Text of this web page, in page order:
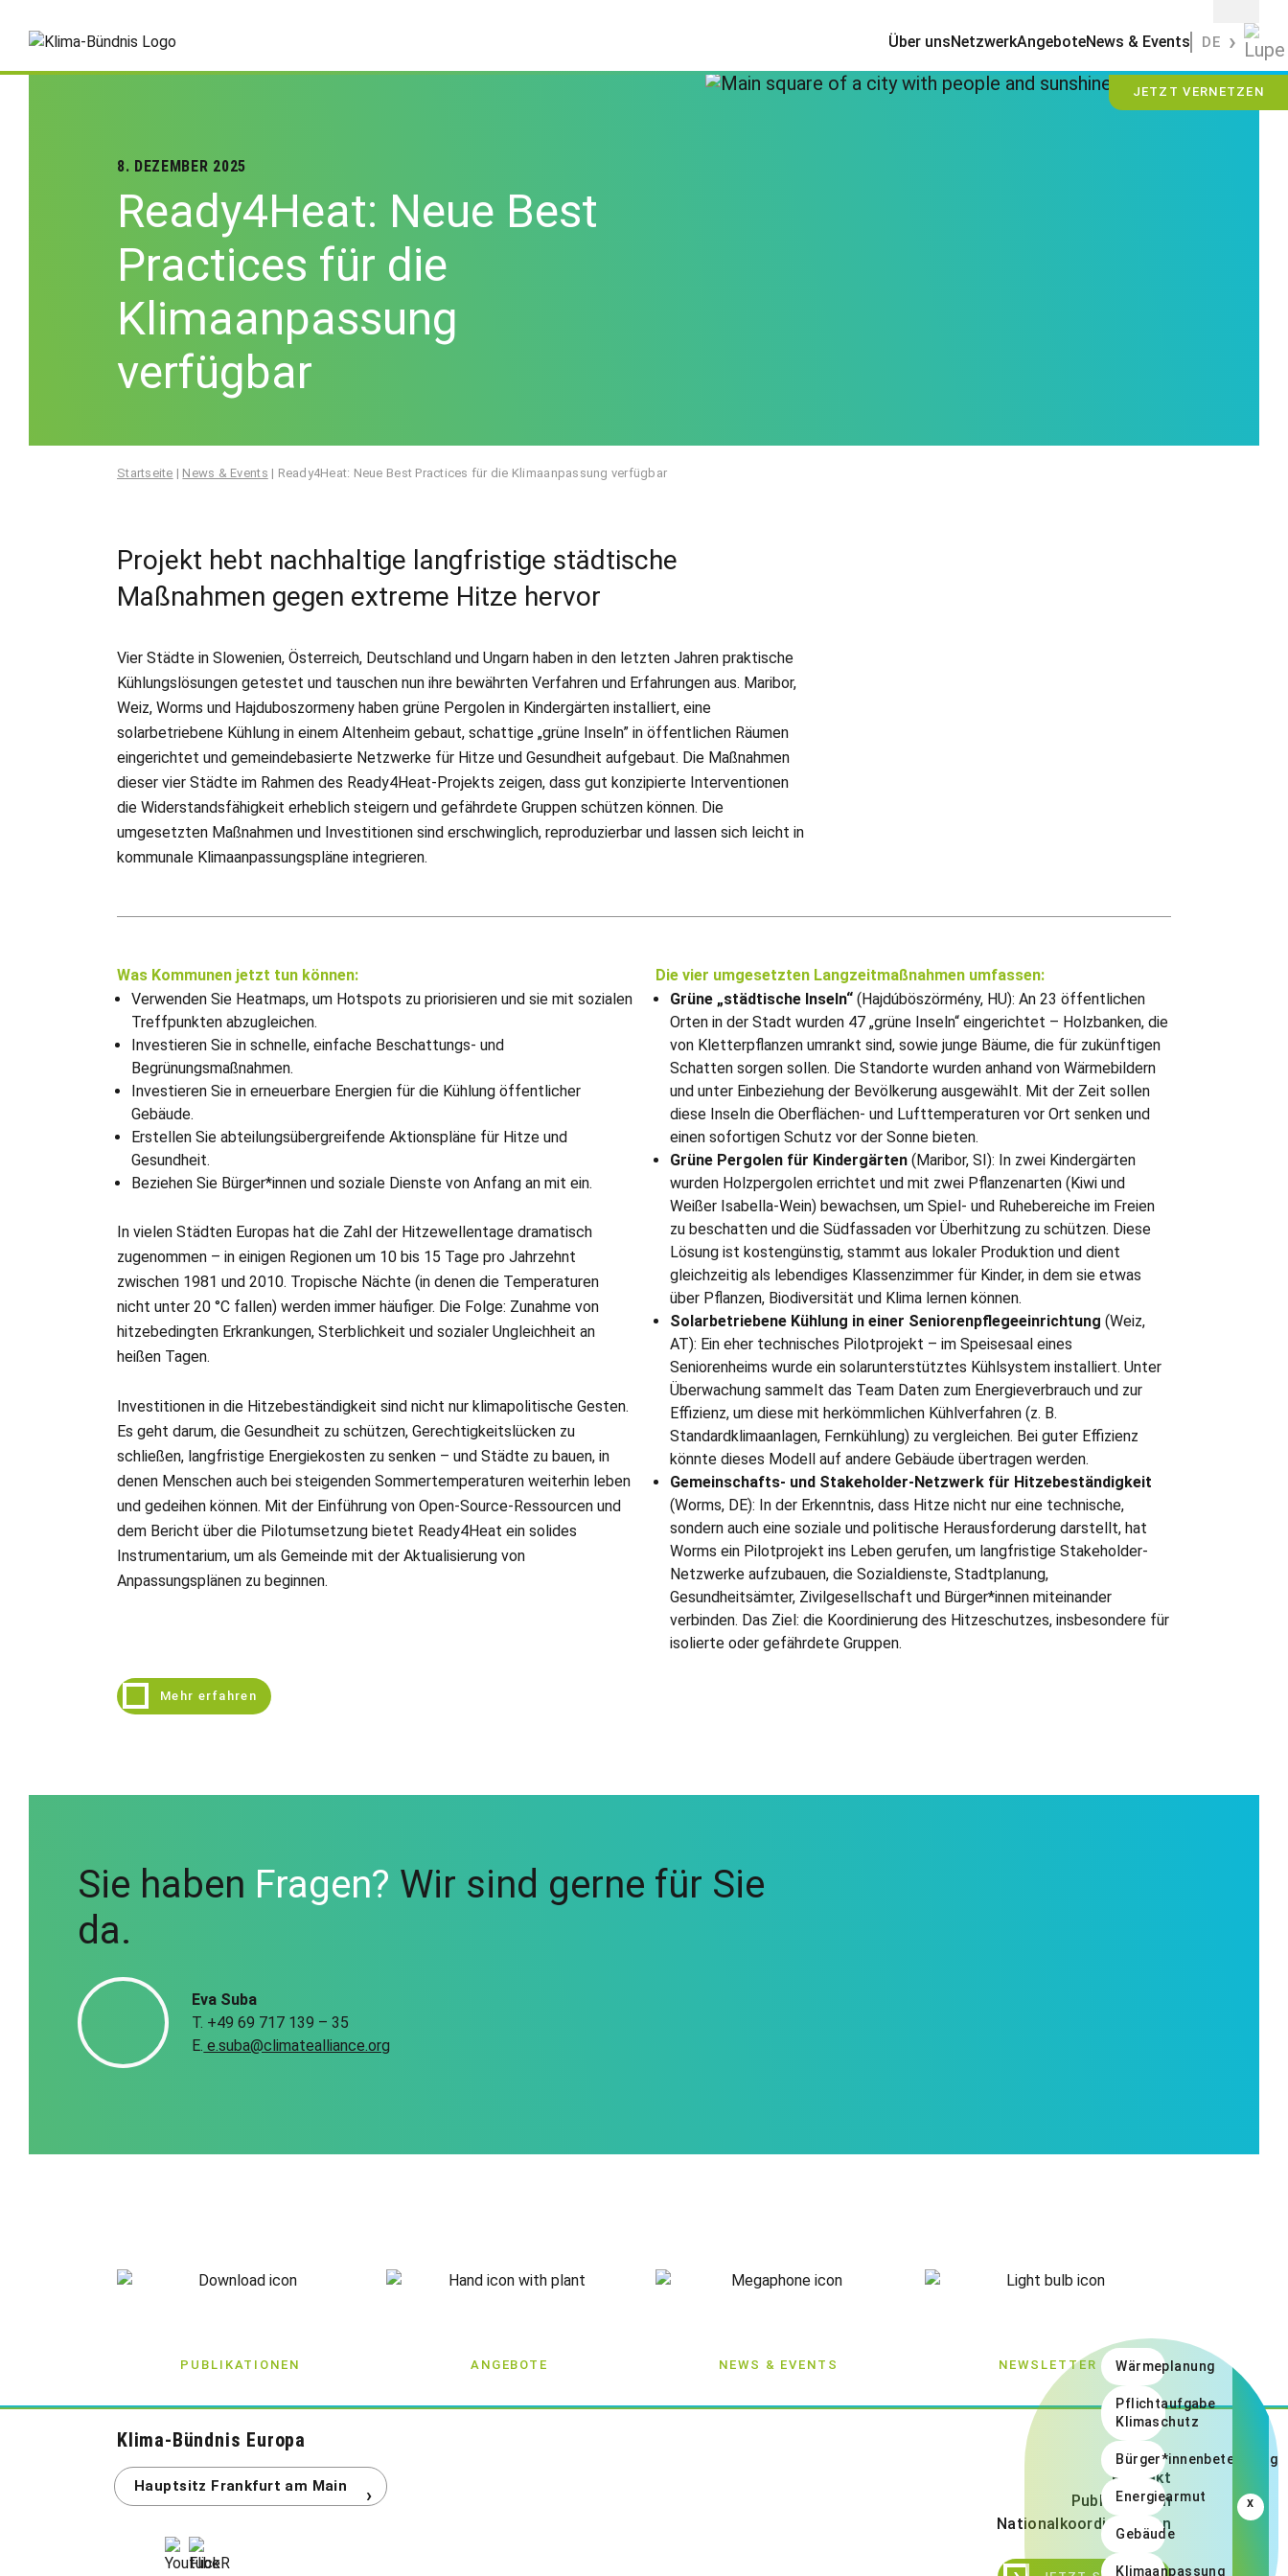
Über unsNetzwerkAngeboteNews & Events DE
JETZT VERNETZEN
Wärmeplanung
Pflichtaufgabe
Klimaschutz
Bürger*innenbeteiligung
Energiearmut
Gebäude
Klimaanpassung
x
8. DEZEMBER 2025
Ready4Heat: Neue Best
Practices für die
Klimaanpassung
verfügbar
Startseite | News & Events | Ready4Heat: Neue Best Practices für die Klimaanpassung verfügbar
Projekt hebt nachhaltige langfristige städtische
Maßnahmen gegen extreme Hitze hervor
Vier Städte in Slowenien, Österreich, Deutschland und Ungarn haben in den letzten Jahren praktische
Kühlungslösungen getestet und tauschen nun ihre bewährten Verfahren und Erfahrungen aus. Maribor,
Weiz, Worms und Hajduboszormeny haben grüne Pergolen in Kindergärten installiert, eine
solarbetriebene Kühlung in einem Altenheim gebaut, schattige „grüne Inseln” in öffentlichen Räumen
eingerichtet und gemeindebasierte Netzwerke für Hitze und Gesundheit aufgebaut. Die Maßnahmen
dieser vier Städte im Rahmen des Ready4Heat-Projekts zeigen, dass gut konzipierte Interventionen
die Widerstandsfähigkeit erheblich steigern und gefährdete Gruppen schützen können. Die
umgesetzten Maßnahmen und Investitionen sind erschwinglich, reproduzierbar und lassen sich leicht in
kommunale Klimaanpassungspläne integrieren.
Was Kommunen jetzt tun können:
Verwenden Sie Heatmaps, um Hotspots zu priorisieren und sie mit sozialen
Treffpunkten abzugleichen.
Investieren Sie in schnelle, einfache Beschattungs- und
Begrünungsmaßnahmen.
Investieren Sie in erneuerbare Energien für die Kühlung öffentlicher
Gebäude.
Erstellen Sie abteilungsübergreifende Aktionspläne für Hitze und
Gesundheit.
Beziehen Sie Bürger*innen und soziale Dienste von Anfang an mit ein.
In vielen Städten Europas hat die Zahl der Hitzewellentage dramatisch
zugenommen – in einigen Regionen um 10 bis 15 Tage pro Jahrzehnt
zwischen 1981 und 2010. Tropische Nächte (in denen die Temperaturen
nicht unter 20 °C fallen) werden immer häufiger. Die Folge: Zunahme von
hitzebedingten Erkrankungen, Sterblichkeit und sozialer Ungleichheit an
heißen Tagen.
Investitionen in die Hitzebeständigkeit sind nicht nur klimapolitische Gesten.
Es geht darum, die Gesundheit zu schützen, Gerechtigkeitslücken zu
schließen, langfristige Energiekosten zu senken – und Städte zu bauen, in
denen Menschen auch bei steigenden Sommertemperaturen weiterhin leben
und gedeihen können. Mit der Einführung von Open-Source-Ressourcen und
dem Bericht über die Pilotumsetzung bietet Ready4Heat ein solides
Instrumentarium, um als Gemeinde mit der Aktualisierung von
Anpassungsplänen zu beginnen.
Die vier umgesetzten Langzeitmaßnahmen umfassen:
Grüne „städtische Inseln“ (Hajdúböszörmény, HU): An 23 öffentlichen
Orten in der Stadt wurden 47 „grüne Inseln“ eingerichtet – Holzbanken, die
von Kletterpflanzen umrankt sind, sowie junge Bäume, die für zukünftigen
Schatten sorgen sollen. Die Standorte wurden anhand von Wärmebildern
und unter Einbeziehung der Bevölkerung ausgewählt. Mit der Zeit sollen
diese Inseln die Oberflächen- und Lufttemperaturen vor Ort senken und
einen sofortigen Schutz vor der Sonne bieten.
Grüne Pergolen für Kindergärten (Maribor, SI): In zwei Kindergärten
wurden Holzpergolen errichtet und mit zwei Pflanzenarten (Kiwi und
Weißer Isabella-Wein) bewachsen, um Spiel- und Ruhebereiche im Freien
zu beschatten und die Südfassaden vor Überhitzung zu schützen. Diese
Lösung ist kostengünstig, stammt aus lokaler Produktion und dient
gleichzeitig als lebendiges Klassenzimmer für Kinder, in dem sie etwas
über Pflanzen, Biodiversität und Klima lernen können.
Solarbetriebene Kühlung in einer Seniorenpflegeeinrichtung (Weiz,
AT): Ein eher technisches Pilotprojekt – im Speisesaal eines
Seniorenheims wurde ein solarunterstütztes Kühlsystem installiert. Unter
Überwachung sammelt das Team Daten zum Energieverbrauch und zur
Effizienz, um diese mit herkömmlichen Kühlverfahren (z. B.
Standardklimaanlagen, Fernkühlung) zu vergleichen. Bei guter Effizienz
könnte dieses Modell auf andere Gebäude übertragen werden.
Gemeinschafts- und Stakeholder-Netzwerk für Hitzebeständigkeit
(Worms, DE): In der Erkenntnis, dass Hitze nicht nur eine technische,
sondern auch eine soziale und politische Herausforderung darstellt, hat
Worms ein Pilotprojekt ins Leben gerufen, um langfristige Stakeholder-
Netzwerke aufzubauen, die Sozialdienste, Stadtplanung,
Gesundheitsämter, Zivilgesellschaft und Bürger*innen miteinander
verbinden. Das Ziel: die Koordinierung des Hitzeschutzes, insbesondere für
isolierte oder gefährdete Gruppen.
Mehr erfahren
Sie haben Fragen? Wir sind gerne für Sie
da.
Eva Suba
T. +49 69 717 139 – 35
E. e.suba@climatealliance.org
PUBLIKATIONEN ANGEBOTE NEWS & EVENTS NEWSLETTER
Klima-Bündnis Europa
Kontakt
Publikationen
Nationalkoordinationen